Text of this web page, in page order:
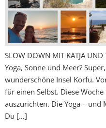
SLOW DOWN MIT KATJA
Yoga, Sonne und Meer?
wunderschöne Insel Korfu.
für einen Selbst. Diese
auszurichten. Die Yoga –
Du […]